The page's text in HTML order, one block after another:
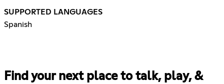
SUPPORTED LANGUAGES
Spanish
Find your next place to talk, play, &